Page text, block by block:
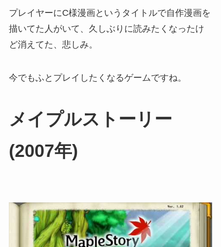
プレイヤーにC様漫画というタイトルで自作漫画を
描いてた人がいて、久しぶりに読みたくなったけ
ど消えてた、悲しみ。
今でもふとプレイしたくなるゲームですね。
メイプルストーリー
(2007年)